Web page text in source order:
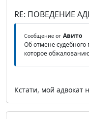
RE: ПОВЕДЕНИЕ
Сообщение от Авито
Об отмене судебного
которое
Кстати, мой адвокат